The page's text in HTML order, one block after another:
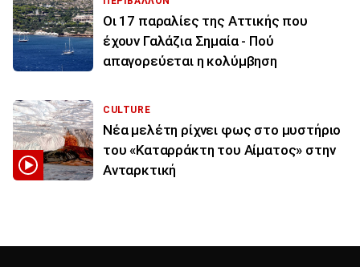
Οι 17 παραλίες της Αττικής που
έχουν Γαλάζια Σημαία - Πού
απαγορεύεται η κολύμβηση
CULTURE
Νέα μελέτη ρίχνει φως στο μυστήριο
του «Καταρράκτη του Αίματος» στην
Ανταρκτική